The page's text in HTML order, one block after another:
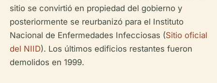
sitio se convirtió en propiedad del gobierno y
posteriormente se reurbanizó para el Instituto
Nacional de Enfermedades Infecciosas (Sitio oficial
del NIID). Los últimos edificios restantes fueron
demolidos en 1999.